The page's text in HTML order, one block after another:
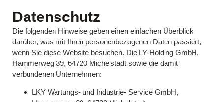
Datenschutz
Die folgenden Hinweise geben einen einfachen Überblick
darüber, was mit Ihren personenbezogenen Daten passiert,
wenn Sie diese Website besuchen. Die LY-Holding GmbH,
Hammerweg 39, 64720 Michelstadt sowie die damit
verbundenen Unternehmen:
LKY Wartungs- und Industrie- Service GmbH,